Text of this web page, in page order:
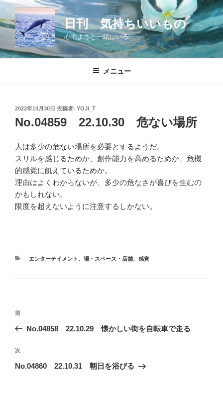
コ
ン
テ
ツ
日刊 気持ちいいもの
心地よさと一緒にいる
メニュー
投
稿
日:
2022年10月30日 投稿者: YOJI_T
No.04859 22.10.30 危ない場所
人は多少の危ない場所を必要とするようだ。
スリルを感じるためか、創作能力を高めるためか、危機
的感覚に飢えているためか。
理由はよくわからないが、多少の危なさが喜びを生むの
かもしれない。
限度を超えないように注意するしかない。
カ
エンターテイメント 、 場・スペース・店舗、 感覚
投
ビ
ゲ
前
の
稿
前
No.04858 22.10.29 懐かしい街を自転車で走る
次
の
次
No.04860 22.10.31 朝日を浴びる